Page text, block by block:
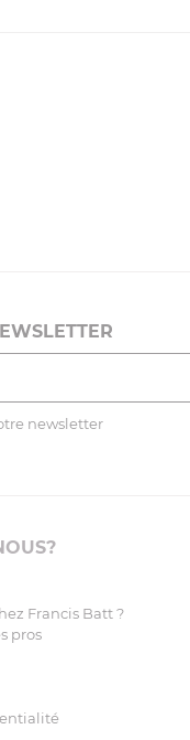
newsletter
Francis Batt ?
pros